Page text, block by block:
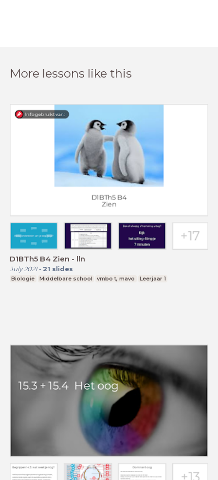
More lessons like this
D1BTh5 B4 Zien - lln
July 2021- 21 slides
Biologie Middelbare school vmbo t, mavo Leerjaar 1